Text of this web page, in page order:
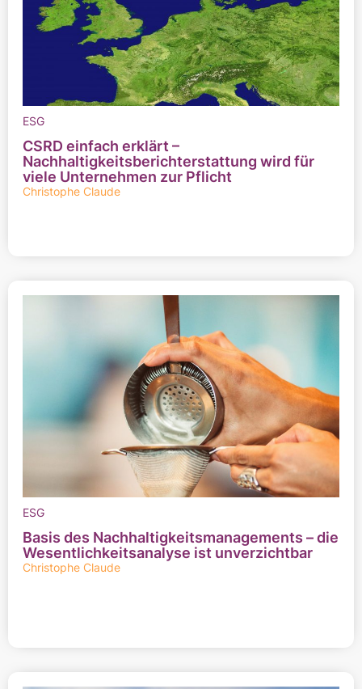
ESG
CSRD einfach erklärt –
Nachhaltigkeitsberichterstattung wird für
viele Unternehmen zur Pflicht
Christophe Claude
ESG
Basis des Nachhaltigkeitsmanagements – die
Wesentlichkeitsanalyse ist unverzichtbar
Christophe Claude